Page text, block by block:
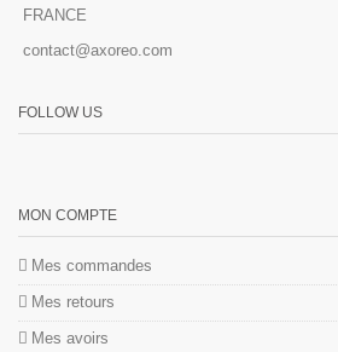
FRANCE
contact@axoreo.com
FOLLOW US
MON COMPTE
Mes commandes
Mes retours
Mes avoirs